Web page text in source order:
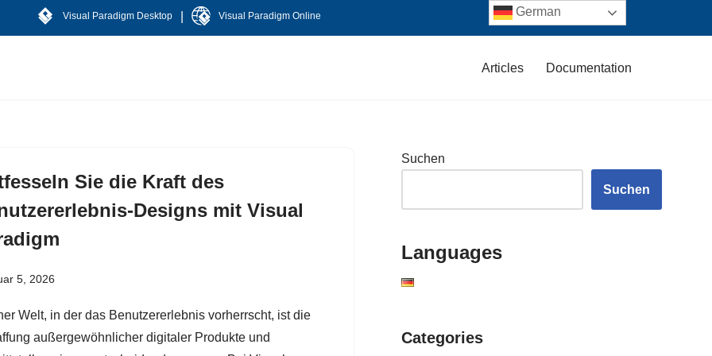
Visual Paradigm Desktop Visual Paradigm Online
Articles Documentation
Sie die Kraft des
Designs mit Visual
5, 2026
Welt, in der das Benutzererlebnis vorherrscht, ist die
außergewöhnlicher digitaler Produkte und
Suchen
Suchen
Languages
Categories
German